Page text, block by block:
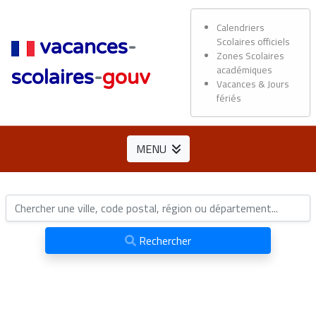
vacances-
scolaires-gouv
Calendriers
Scolaires officiels
Zones Scolaires
académiques
Vacances & Jours
fériés
MENU
Rechercher